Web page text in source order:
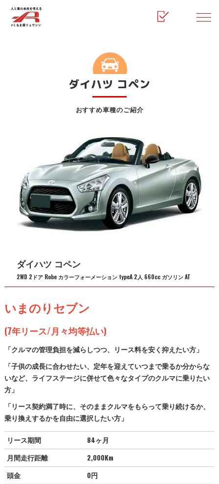
おすすめ車種のご紹介
ダイハツ コペン
ダイハツ コペン
2WD 2ドア Robe カラーフォーメーション typeA 2人 660cc ガソリン AT
いまのりセブン
(7年リース/月々均等払い)
「クルマの管理負担を減らしつつ、リース料を安く抑えたい方」
「子供の成長に合わせたい、定年を迎えていつまで乗るか分からな
いなど、ライフステージに併せて色々なタイプのクルマに乗りたい
方」
「リース契約満了時に、そのままクルマをもらって乗り続けるか、
乗り換えするかを自由に選択したい方」
リース期間
84ヶ月
月間走行距離
2,000Km
頭金
0円